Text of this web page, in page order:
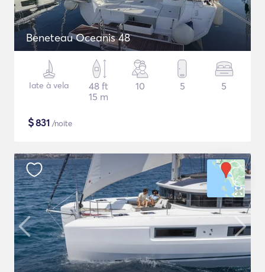
Beneteau Oceanis 48
Iate à vela
48 ft
15 m
10 5 5
$831 /noite